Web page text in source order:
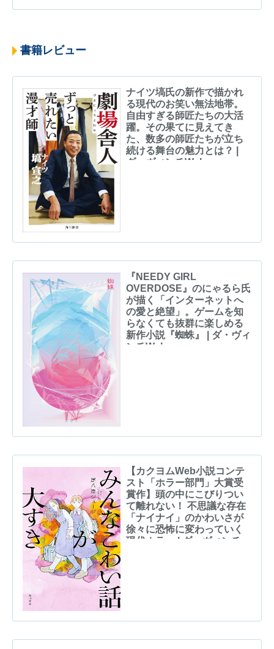
書籍レビュー
ナイツ塙氏の新作で描かれ
る現代のお笑い無法地帯。
自由すぎる師匠たちの大活
躍。その果てに見えてき
た、数多の師匠たちが立ち
続ける舞台の魅力とは？ |
ダ・ヴィンチWeb
『NEEDY GIRL
OVERDOSE』のにゃるら氏
が描く「インターネットへ
の愛と絶望」。ゲームを知
らなくても抜群に楽しめる
新作小説『蜘蛛』 | ダ・ヴィ
ンチWeb
【カクヨムWeb小説コンテ
スト「ホラー部門」大賞受
賞作】頭の中にこびりつい
て離れない！ 不思議な存在
「ナイナイ」のかわいさが
徐々に恐怖に変わっていく
現代ホラー | ダ・ヴィンチ